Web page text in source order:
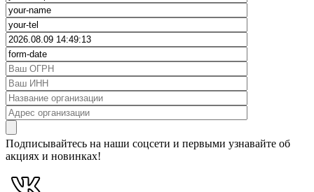
Подписывайтесь на наши соцсети и первыми узнавайте об
акциях и новинках!